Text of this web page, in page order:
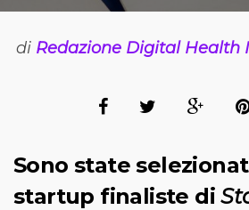
di Redazione Digital Health
Sono state
startup finaliste di